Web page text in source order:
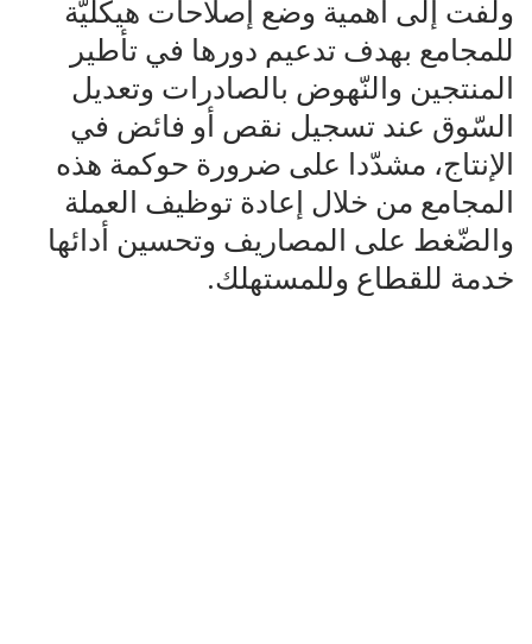
ولفت إلى أهمية وضع إصلاحات هيكليّة
للمجامع بهدف تدعيم دورها في تأطير
المنتجين والنّهوض بالصادرات وتعديل
السّوق عند تسجيل نقص أو فائض في
الإنتاج، مشدّدا على ضرورة حوكمة هذه
المجامع من خلال إعادة توظيف العملة
والضّغط على المصاريف وتحسين أدائها
خدمة للقطاع وللمستهلك.